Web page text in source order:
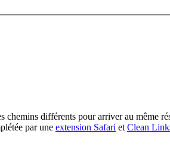
chemins différents pour arriver au même
par une extension Safari et Clean